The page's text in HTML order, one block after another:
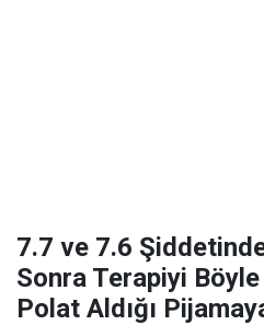
7.7 ve 7.6
Sonra Terapiyi
Polat Aldığı